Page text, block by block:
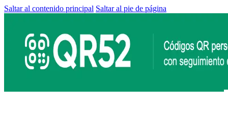
Saltar al contenido principal Saltar al pie de página